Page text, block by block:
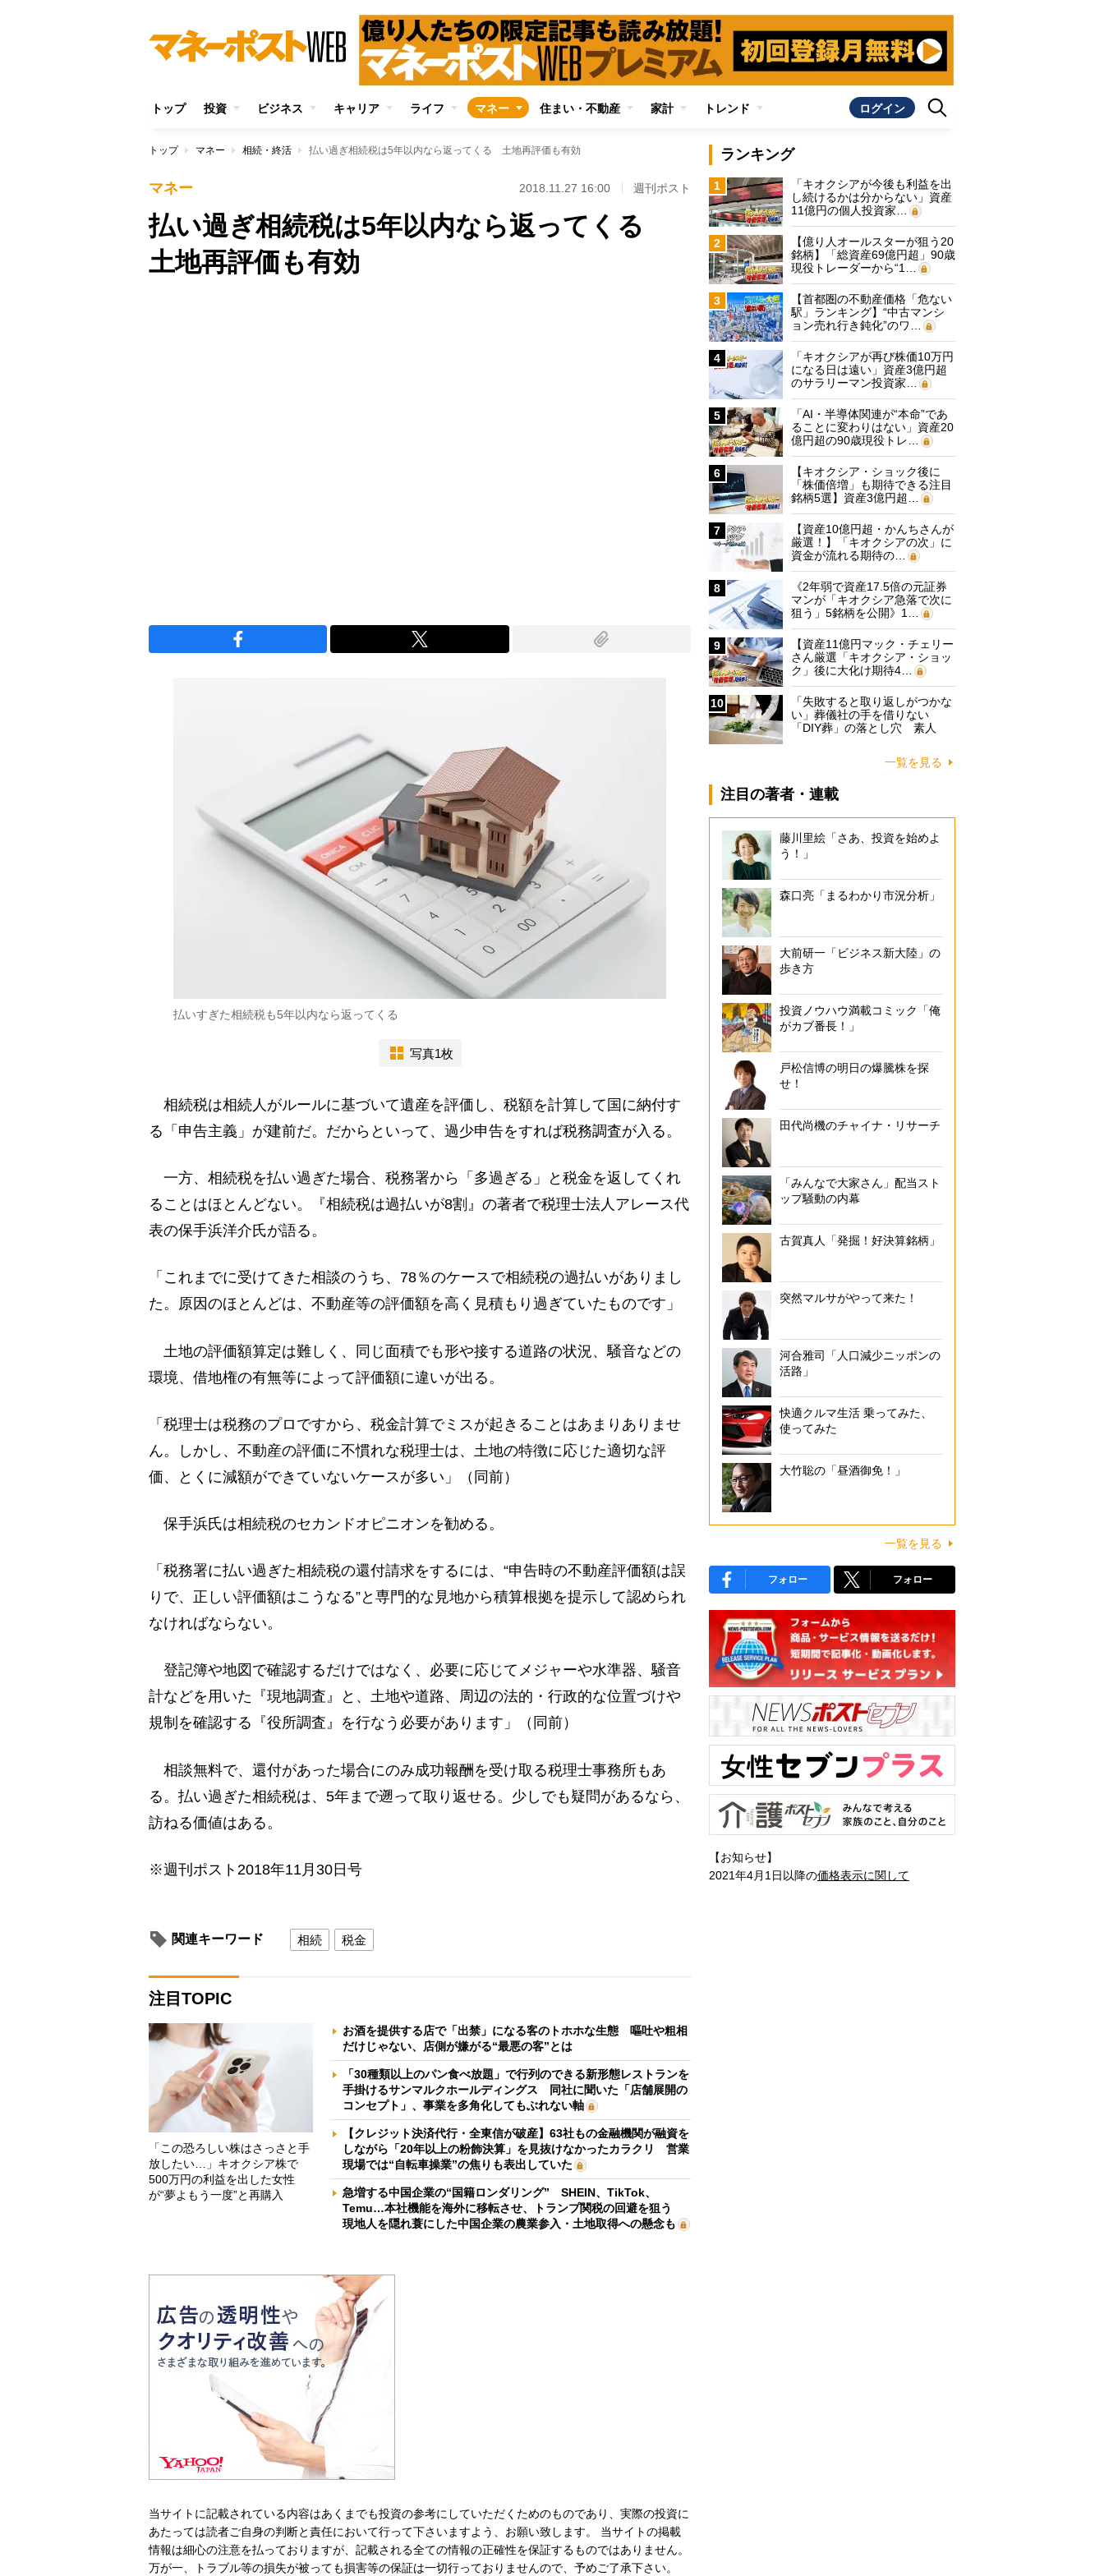
トップ 投資 ビジネス キャリア ライフ マネー 住まい・不動産 家計 トレンド ログイン
トップ マネー 相続・終活 払い過ぎ相続税は5年以内なら返ってくる 土地再評価も有効
マネー 2018.11.27 16:00 週刊ポスト
払い過ぎ相続税は5年以内なら返ってくる
土地再評価も有効
払いすぎた相続税も5年以内なら返ってくる
写真1枚
相続税は相続人がルールに基づいて遺産を評価し、税額を計算して国に納付す
る「申告主義」が建前だ。だからといって、過少申告をすれば税務調査が入る。
一方、相続税を払い過ぎた場合、税務署から「多過ぎる」と税金を返してくれ
ることはほとんどない。『相続税は過払いが8割』の著者で税理士法人アレース代
表の保手浜洋介氏が語る。
「これまでに受けてきた相談のうち、78％のケースで相続税の過払いがありまし
た。原因のほとんどは、不動産等の評価額を高く見積もり過ぎていたものです」
土地の評価額算定は難しく、同じ面積でも形や接する道路の状況、騒音などの
環境、借地権の有無等によって評価額に違いが出る。
「税理士は税務のプロですから、税金計算でミスが起きることはあまりありませ
ん。しかし、不動産の評価に不慣れな税理士は、土地の特徴に応じた適切な評
価、とくに減額ができていないケースが多い」（同前）
保手浜氏は相続税のセカンドオピニオンを勧める。
「税務署に払い過ぎた相続税の還付請求をするには、“申告時の不動産評価額は誤
りで、正しい評価額はこうなる”と専門的な見地から積算根拠を提示して認められ
なければならない。
登記簿や地図で確認するだけではなく、必要に応じてメジャーや水準器、騒音
計などを用いた『現地調査』と、土地や道路、周辺の法的・行政的な位置づけや
規制を確認する『役所調査』を行なう必要があります」（同前）
相談無料で、還付があった場合にのみ成功報酬を受け取る税理士事務所もあ
る。払い過ぎた相続税は、5年まで遡って取り返せる。少しでも疑問があるなら、
訪ねる価値はある。
※週刊ポスト2018年11月30日号
関連キーワード 相続 税金
注目TOPIC
「この恐ろしい株はさっさと手
放したい…」キオクシア株で
500万円の利益を出した女性
が“夢よもう一度”と再購入
お酒を提供する店で「出禁」になる客のトホホな生態 嘔吐や粗相
だけじゃない、店側が嫌がる“最悪の客”とは
「30種類以上のパン食べ放題」で行列のできる新形態レストランを
手掛けるサンマルクホールディングス 同社に聞いた「店舗展開の
コンセプト」、事業を多角化してもぶれない軸
【クレジット決済代行・全東信が破産】63社もの金融機関が融資を
しながら「20年以上の粉飾決算」を見抜けなかったカラクリ 営業
現場では“自転車操業”の焦りも表出していた
急増する中国企業の“国籍ロンダリング” SHEIN、TikTok、
Temu…本社機能を海外に移転させ、トランプ関税の回避を狙う
現地人を隠れ蓑にした中国企業の農業参入・土地取得への懸念も
当サイトに記載されている内容はあくまでも投資の参考にしていただくためのものであり、実際の投資に
あたっては読者ご自身の判断と責任において行って下さいますよう、お願い致します。 当サイトの掲載
情報は細心の注意を払っておりますが、記載される全ての情報の正確性を保証するものではありません。
万が一、トラブル等の損失が被っても損害等の保証は一切行っておりませんので、予めご了承下さい。
ランキング
1
「キオクシアが今後も利益を出
し続けるかは分からない」資産
11億円の個人投資家…
2
【億り人オールスターが狙う20
銘柄】「総資産69億円超」90歳
現役トレーダーから“1…
3
【首都圏の不動産価格「危ない
駅」ランキング】“中古マンシ
ョン売れ行き鈍化”のワ…
4
「キオクシアが再び株価10万円
になる日は遠い」資産3億円超
のサラリーマン投資家…
5
「AI・半導体関連が“本命”であ
ることに変わりはない」資産20
億円超の90歳現役トレ…
6
【キオクシア・ショック後に
「株価倍増」も期待できる注目
銘柄5選】資産3億円超…
7
【資産10億円超・かんちさんが
厳選！】「キオクシアの次」に
資金が流れる期待の…
8
《2年弱で資産17.5倍の元証券
マンが「キオクシア急落で次に
狙う」5銘柄を公開》1…
9
【資産11億円マック・チェリー
さん厳選「キオクシア・ショッ
ク」後に大化け期待4…
10
「失敗すると取り返しがつかな
い」葬儀社の手を借りない
「DIY葬」の落とし穴 素人
一覧を見る
注目の著者・連載
藤川里絵「さあ、投資を始めよ
う！」
森口亮「まるわかり市況分析」
大前研一「ビジネス新大陸」の
歩き方
投資ノウハウ満載コミック「俺
がカブ番長！」
戸松信博の明日の爆騰株を探
せ！
田代尚機のチャイナ・リサーチ
「みんなで大家さん」配当スト
ップ騒動の内幕
古賀真人「発掘！好決算銘柄」
突然マルサがやって来た！
河合雅司「人口減少ニッポンの
活路」
快適クルマ生活 乗ってみた、
使ってみた
大竹聡の「昼酒御免！」
一覧を見る
フォロー フォロー
【お知らせ】
2021年4月1日以降の価格表示に関して